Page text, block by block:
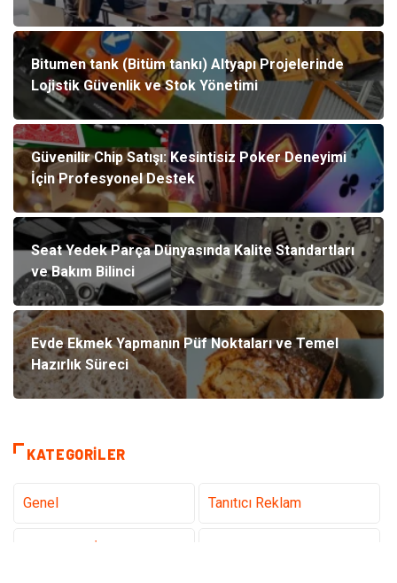
Bitumen tank (Bitüm tankı) Altyapı Projelerinde
Lojistik Güvenlik ve Stok Yönetimi
Güvenilir Chip Satışı: Kesintisiz Poker Deneyimi
İçin Profesyonel Destek
Seat Yedek Parça Dünyasında Kalite Standartları
ve Bakım Bilinci
Evde Ekmek Yapmanın Püf Noktaları ve Temel
Hazırlık Süreci
KATEGORILER
Genel Tanıtıcı Reklam
Teknoloji & İnternet